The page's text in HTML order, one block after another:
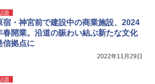
題
宿・神宮前で建設中の商業施設、2024
春開業。沿道の賑わい結ぶ新たな文化
信拠点に
2022年11月29日
題